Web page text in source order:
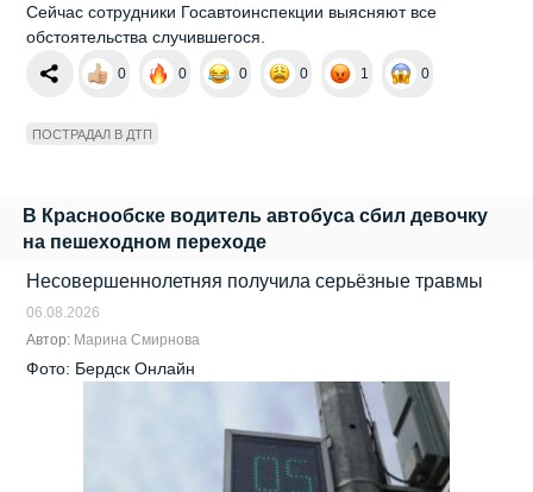
Сейчас сотрудники Госавтоинспекции выясняют все
обстоятельства случившегося.
0 0 0 0 1 0
ПОСТРАДАЛ В ДТП
В Краснообске водитель автобуса сбил девочку
на пешеходном переходе
Несовершеннолетняя получила серьёзные травмы
06.08.2026
Автор: Марина Смирнова
Фото: Бердск Онлайн